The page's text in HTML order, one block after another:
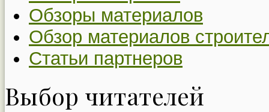
Обзоры материалов
Обзор материалов
Статьи партнеров
Выбор читателей